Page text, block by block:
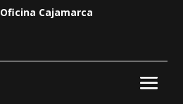
Oficina Cajamarca